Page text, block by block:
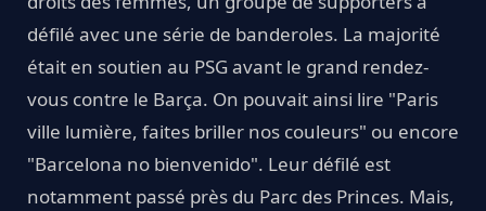
défilé avec une série de banderoles. La majorité
était en soutien au PSG avant le grand rendez-
vous contre le Barça. On pouvait ainsi lire "Paris
ville lumière, faites briller nos couleurs" ou encore
"Barcelona no bienvenido". Leur défilé est
notamment passé près du Parc des Princes. Mais,